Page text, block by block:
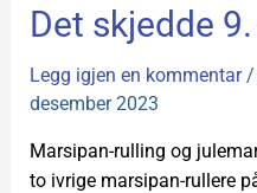
Det skjedde
Legg igjen en kommentar /
desember 2023
Marsipan-rulling og
to ivrige marsipan-rullere
Det
skjedde
9.
des.